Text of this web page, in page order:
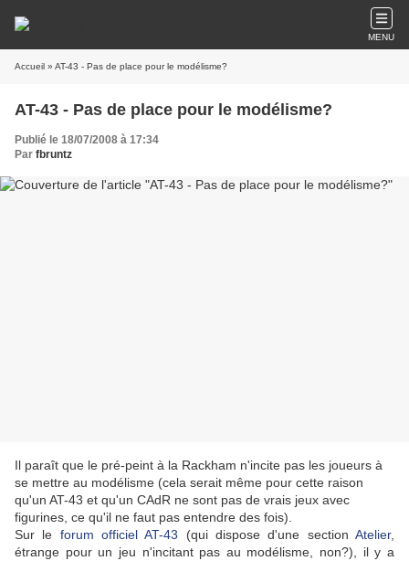
MENU
Accueil » AT-43 - Pas de place pour le modélisme?
AT-43 - Pas de place pour le modélisme?
Publié le 18/07/2008 à 17:34
Par fbruntz
Il paraît que le pré-peint à la Rackham n'incite pas les joueurs à
se mettre au modélisme (cela serait même pour cette raison
qu'un AT-43 et qu'un CAdR ne sont pas de vrais jeux avec
figurines, ce qu'il ne faut pas entendre des fois).
Sur le forum officiel AT-43 (qui dispose d'une sectionAtelier,
étrange pour un jeu n'incitant pas au modélisme, non?), il y a